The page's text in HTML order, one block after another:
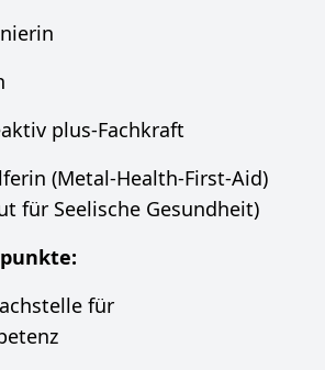
plus-Fachkraft
(Metal-Health-First-Aid)
für Seelische Gesundheit)
für